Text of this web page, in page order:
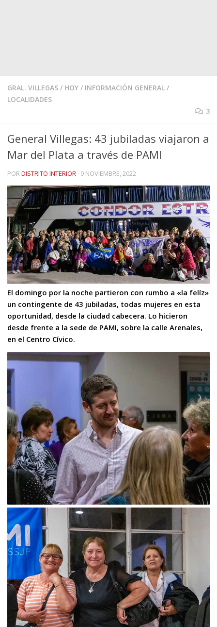
GRAL. VILLEGAS / HOY / INFORMACIÓN GENERAL /
LOCALIDADES
3
General Villegas: 43 jubiladas viajaron a
Mar del Plata a través de PAMI
PORDISTRITO INTERIOR · 9 NOVIEMBRE, 2022
El domingo por la noche partieron con rumbo a «la felíz»
un contingente de 43 jubiladas, todas mujeres en esta
oportunidad, desde la ciudad cabecera. Lo hicieron
desde frente a la sede de PAMI, sobre la calle Arenales,
en el Centro Cívico.